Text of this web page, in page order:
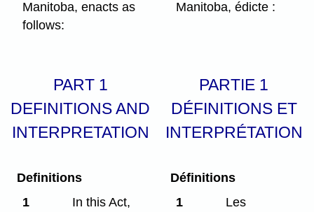
Manitoba, enacts as
follows:
Manitoba, édicte :
PART 1
DEFINITIONS AND
INTERPRETATION
PARTIE 1
DÉFINITIONS ET
INTERPRÉTATION
Definitions
1
In this Act,
Définitions
1
Les